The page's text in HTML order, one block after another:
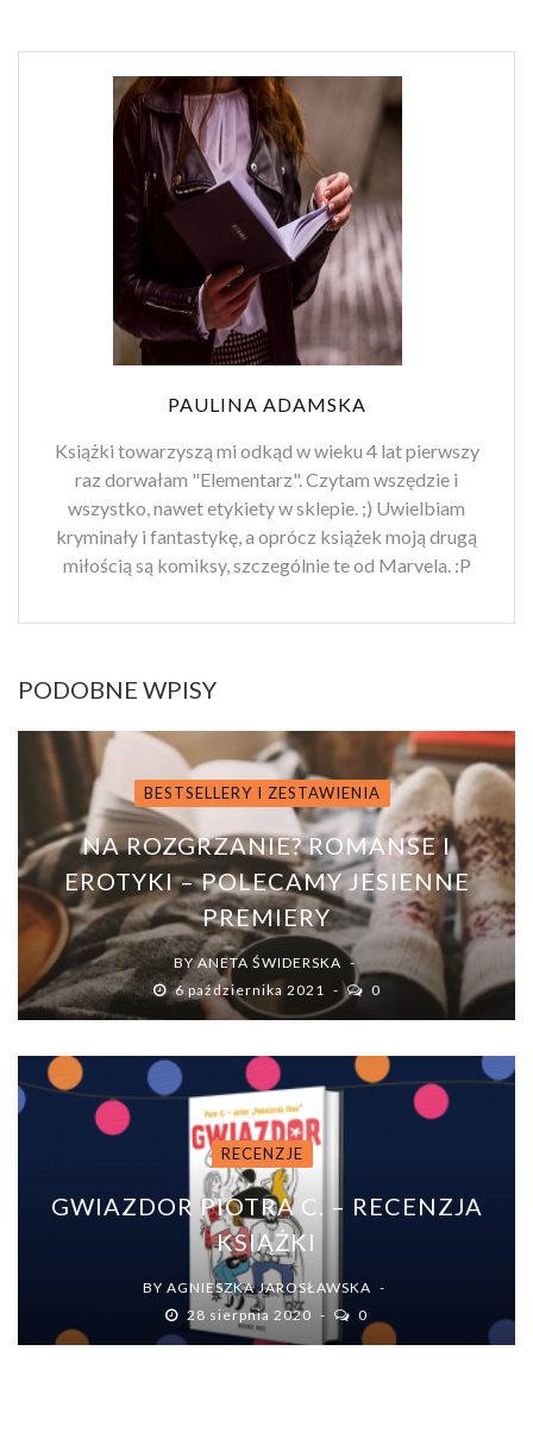
PAULINA ADAMSKA
Książki towarzyszą mi odkąd w wieku 4 lat pierwszy
raz dorwałam "Elementarz". Czytam wszędzie i
wszystko, nawet etykiety w sklepie. ;) Uwielbiam
kryminały i fantastykę, a oprócz książek moją drugą
miłością są komiksy, szczególnie te od Marvela. :P
PODOBNE WPISY
BESTSELLERY I ZESTAWIENIA
NA ROZGRZANIE? ROMANSE I
EROTYKI – POLECAMY JESIENNE
PREMIERY
BYANETA ŚWIDERSKA
6 października 2021
0
RECENZJE
GWIAZDOR PIOTRA C. – RECENZJA
KSIĄŻKI
BY AGNIESZKA JAROSŁAWSKA
28 sierpnia 2020
0